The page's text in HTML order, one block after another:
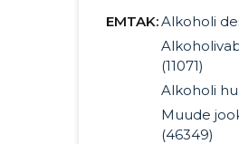
EMTAK:Alkoholi
(11071)
Alkoholi
Muude
(46349)